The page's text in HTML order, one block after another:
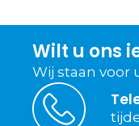
Wilt u ons
Wij staan voor